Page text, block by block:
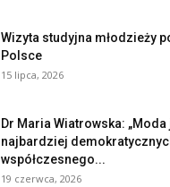
Wizyta studyjna młodzieży
Polsce
15 lipca, 2026
Dr Maria Wiatrowska:
najbardziej
współczesnego...
19 czerwca, 2026